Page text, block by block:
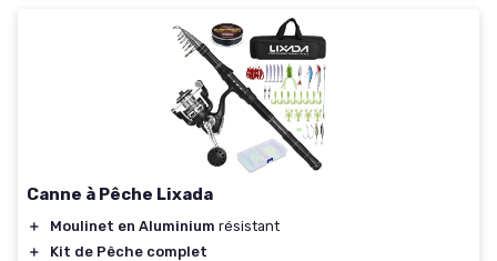
Canne à Pêche Lixada
＋ Moulinet en Aluminium résistant
＋
Kit de Pêche complet